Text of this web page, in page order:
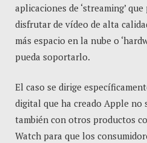
aplicaciones de ‘streaming’
disfrutar de vídeo de alta
más espacio en la nube o
pueda soportarlo.
El caso se dirige
digital que ha creado Apple no
también con otros productos
Watch para que los